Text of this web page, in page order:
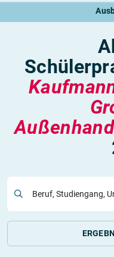
Beruf, Studiengang,